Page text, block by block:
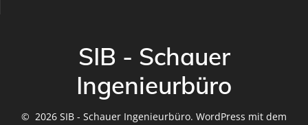
SIB - Schauer
Ingenieurbüro
© 2026 SIB - Schauer Ingenieurbüro. WordPress mit dem